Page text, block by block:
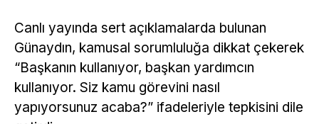
Canlı yayında sert açıklamalarda bulunan
Günaydın, kamusal sorumluluğa dikkat çekerek
“Başkanın kullanıyor, başkan yardımcın
kullanıyor. Siz kamu görevini nasıl
yapıyorsunuz acaba?” ifadeleriyle tepkisini dile